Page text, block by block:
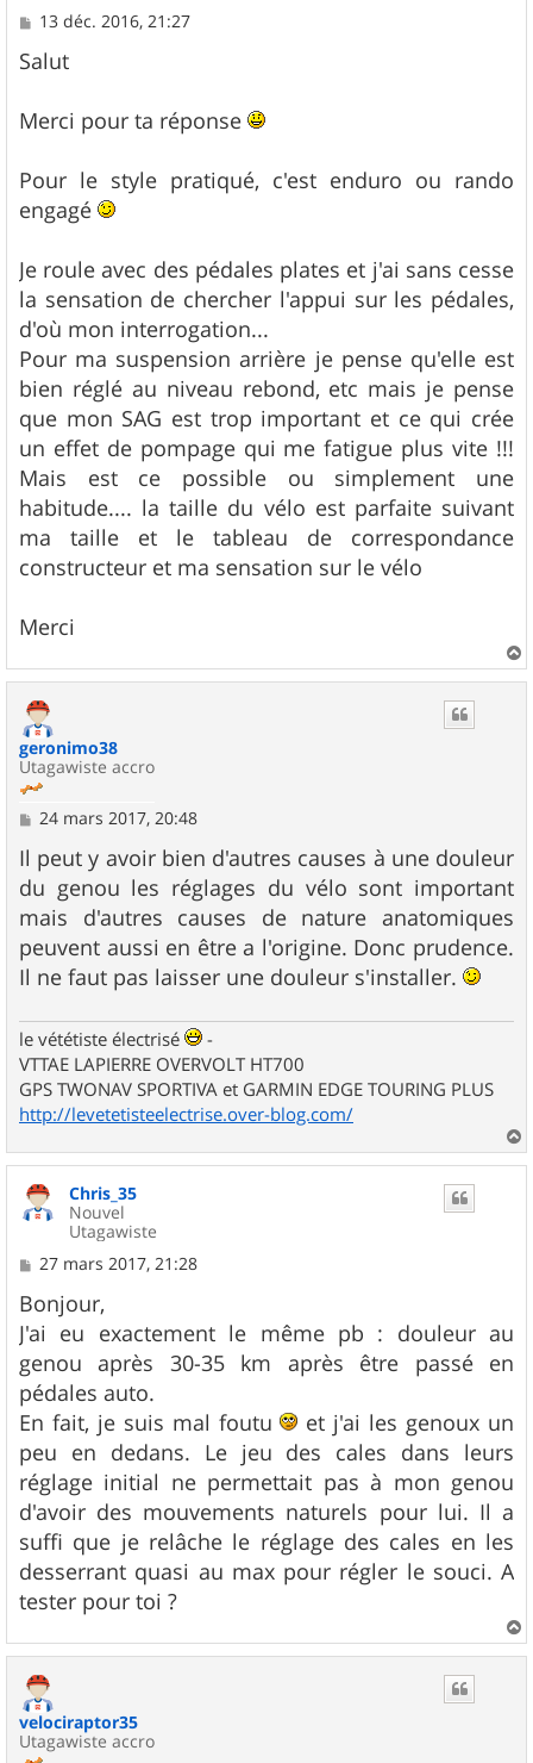
M
s
s
g
e
13 déc. 2016, 21:27
Salut
Merci pour ta réponse
Pour le style pratiqué, c'est enduro ou rando
engagé
Je roule avec des pédales plates et j'ai sans cesse
la sensation de chercher l'appui sur les pédales,
d'où mon interrogation...
Pour ma suspension arrière je pense qu'elle est
bien réglé au niveau rebond, etc mais je pense
que mon SAG est trop important et ce qui crée
un effet de pompage qui me fatigue plus vite !!!
Mais est ce possible ou simplement une
habitude.... la taille du vélo est parfaite suivant
ma taille et le tableau de correspondance
constructeur et ma sensation sur le vélo
Merci
a
geronimo38
Utagawiste accro
M
s
s
a
g
e
24 mars 2017, 20:48
Il peut y avoir bien d'autres causes à une douleur
du genou les réglages du vélo sont important
mais d'autres causes de nature anatomiques
peuvent aussi en être a l'origine. Donc prudence.
Il ne faut pas laisser une douleur s'installer.
le vététiste électrisé
-
VTTAE LAPIERRE OVERVOLT HT700
GPS TWONAV SPORTIVA et GARMIN EDGE TOURING PLUS
http://levetetisteelectrise.over-blog.com/
a
u
Chris_35
Nouvel
Utagawiste
M
s
s
a
g
e
27 mars 2017, 21:28
Bonjour,
J'ai eu exactement le même pb : douleur au
genou après 30-35 km après être passé en
pédales auto.
En fait, je suis mal foutu
et j'ai les genoux un
peu en dedans. Le jeu des cales dans leurs
réglage initial ne permettait pas à mon genou
d'avoir des mouvements naturels pour lui. Il a
suffi que je relâche le réglage des cales en les
desserrant quasi au max pour régler le souci. A
tester pour toi ?
a
velociraptor35
Utagawiste accro